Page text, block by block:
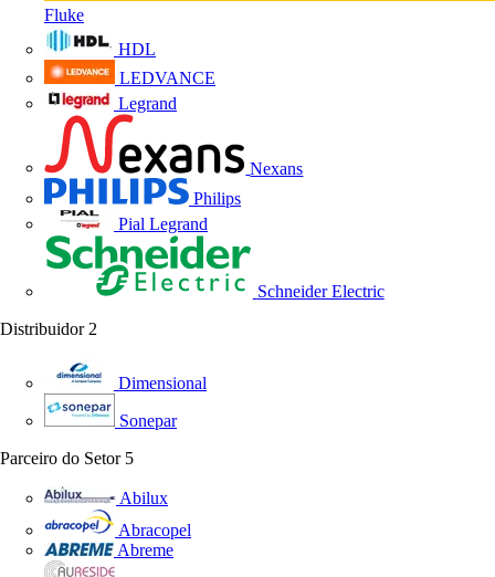
Fluke
HDL
LEDVANCE
Legrand
Nexans
Philips
Pial Legrand
Schneider Electric
Distribuidor 2
Dimensional
Sonepar
Parceiro do Setor 5
Abilux
Abracopel
Abreme